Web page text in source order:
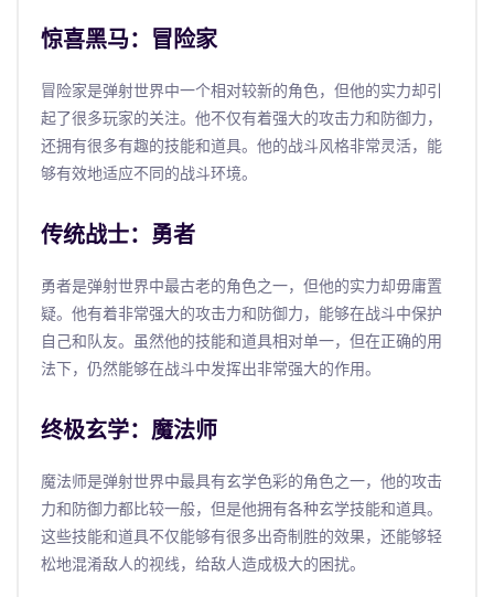
惊喜黑马：冒险家
冒险家是弹射世界中一个相对较新的角色，但他的实力却引
起了很多玩家的关注。他不仅有着强大的攻击力和防御力，
还拥有很多有趣的技能和道具。他的战斗风格非常灵活，能
够有效地适应不同的战斗环境。
传统战士：勇者
勇者是弹射世界中最古老的角色之一，但他的实力却毋庸置
疑。他有着非常强大的攻击力和防御力，能够在战斗中保护
自己和队友。虽然他的技能和道具相对单一，但在正确的用
法下，仍然能够在战斗中发挥出非常强大的作用。
终极玄学：魔法师
魔法师是弹射世界中最具有玄学色彩的角色之一，他的攻击
力和防御力都比较一般，但是他拥有各种玄学技能和道具。
这些技能和道具不仅能够有很多出奇制胜的效果，还能够轻
松地混淆敌人的视线，给敌人造成极大的困扰。